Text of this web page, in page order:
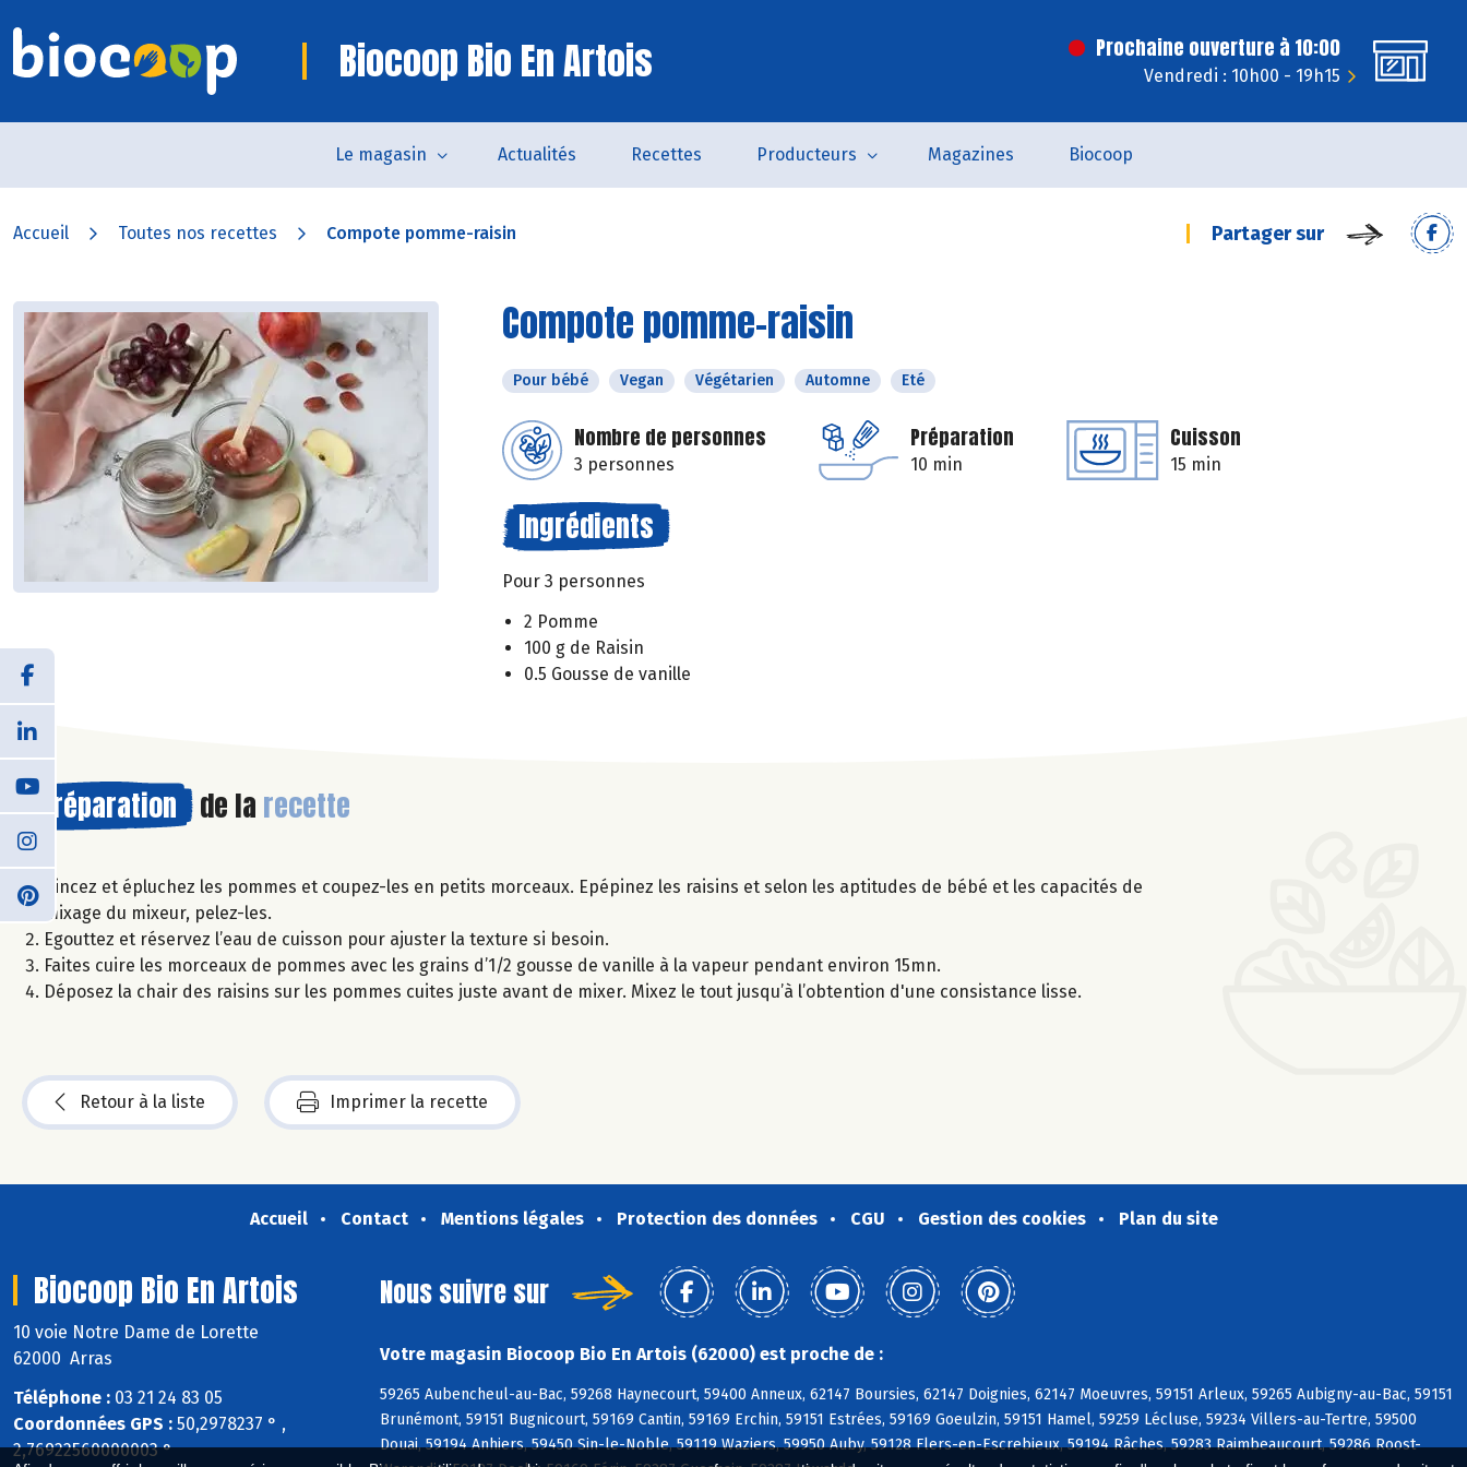
Biocoop Bio En Artois Prochaine ouverture à 10:00
Vendredi : 10h00 - 19h15
Le magasin Actualités Recettes Producteurs Magazines Biocoop
Accueil Toutes nos recettes Compote pomme-raisin Partager sur
Compote pomme-raisin
Pour bébé Vegan Végétarien Automne Eté
Nombre de personnes
3 personnes
Préparation
10 min
Cuisson
15 min
Ingrédients
Pour 3 personnes
2 Pomme
100 g de Raisin
0.5 Gousse de vanille
Préparation de la recette
Rincez et épluchez les pommes et coupez-les en petits morceaux. Epépinez les raisins et selon les aptitudes de bébé et les capacités de
mixage du mixeur, pelez-les.
Egouttez et réservez l’eau de cuisson pour ajuster la texture si besoin.
Faites cuire les morceaux de pommes avec les grains d’1/2 gousse de vanille à la vapeur pendant environ 15mn.
Déposez la chair des raisins sur les pommes cuites juste avant de mixer. Mixez le tout jusqu’à l’obtention d'une consistance lisse.
Retour à la liste Imprimer la recette
Accueil Contact Mentions légales Protection des données CGU Gestion des cookies Plan du site
Biocoop Bio En Artois
10 voie Notre Dame de Lorette
62000 Arras
Téléphone : 03 21 24 83 05
Coordonnées GPS : 50,2978237 ° ,
2,76922560000003 °
Nous suivre sur
Votre magasin Biocoop Bio En Artois (62000) est proche de :
59265 Aubencheul-au-Bac, 59268 Haynecourt, 59400 Anneux, 62147 Boursies, 62147 Doignies, 62147 Moeuvres, 59151 Arleux, 59265 Aubigny-au-Bac, 59151
Brunémont, 59151 Bugnicourt, 59169 Cantin, 59169 Erchin, 59151 Estrées, 59169 Goeulzin, 59151 Hamel, 59259 Lécluse, 59234 Villers-au-Tertre, 59500
Douai, 59194 Anhiers, 59450 Sin-le-Noble, 59119 Waziers, 59950 Auby, 59128 Flers-en-Escrebieux, 59194 Râches, 59283 Raimbeaucourt, 59286 Roost-